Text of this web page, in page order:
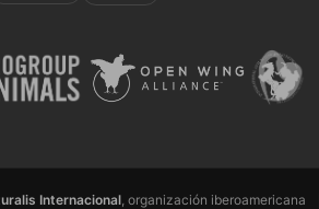
Internacional, organización iberoamericana